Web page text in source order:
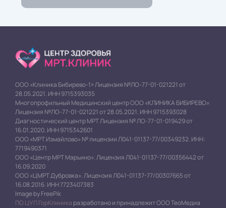
ООО «Клиника Бибирево-1» Лицензия №ЛО-77-01-021221 от
28.05.2021. ИНН 9715393035
Многопрофильный Медицинский центр ООО «КЛИНИКА БИБИРЕВО»
Лицензия №ЛО-77-01-021221 от 28.05.2021. ИНН 9715393028
Диагностический центр МРТ Лицензия № ЛО-77-01-019429 от
16.01.2020. ИНН 9715342601
ООО «МРТ Измайлово» № лицензии Л041-01137-77/00349232. ИНН:
7719490371
ООО «Центр МРТ Марьино». Лицензия Л041-01137-77/00356442 от
16.09.2020
ООО «ЦМРТ Дубровка». Лицензия Л041-01137-77/00307665 от
16.08.2016. ИНН 7723407383
Image by FreePik
ПО ЦУП ГорКлиника разработано и принадлежит ООО ТеоМедиа